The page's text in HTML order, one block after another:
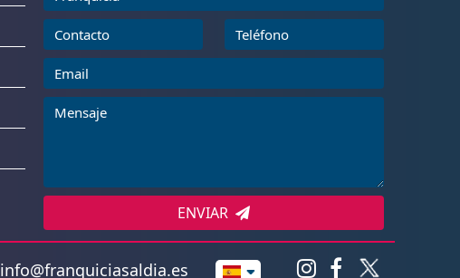
ENVIAR
info@franquiciasaldia.es